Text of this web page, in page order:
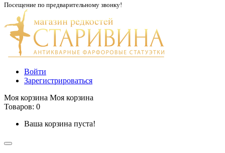
Посещение по предварительному звонку!
Войти
Зарегистрироваться
Моя корзина Моя корзина
Товаров: 0
Ваша корзина пуста!